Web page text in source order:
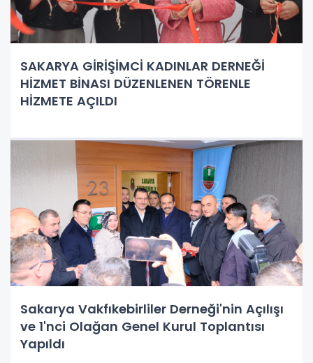
SAKARYA GİRİŞİMCİ KADINLAR DERNEĞİ
HİZMET BİNASI DÜZENLENEN TÖRENLE
HİZMETE AÇILDI
Sakarya Vakfıkebirliler Derneği'nin Açılışı
ve 1'nci Olağan Genel Kurul Toplantısı
Yapıldı